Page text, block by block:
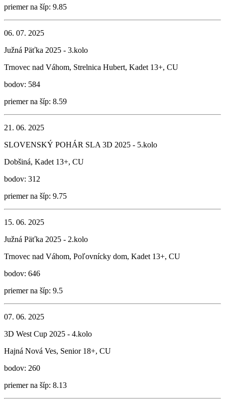
priemer na šíp: 9.85
06. 07. 2025
Južná Päťka 2025 - 3.kolo
Trnovec nad Váhom, Strelnica Hubert, Kadet 13+, CU
bodov: 584
priemer na šíp: 8.59
21. 06. 2025
SLOVENSKÝ POHÁR SLA 3D 2025 - 5.kolo
Dobšiná, Kadet 13+, CU
bodov: 312
priemer na šíp: 9.75
15. 06. 2025
Južná Päťka 2025 - 2.kolo
Trnovec nad Váhom, Poľovnícky dom, Kadet 13+, CU
bodov: 646
priemer na šíp: 9.5
07. 06. 2025
3D West Cup 2025 - 4.kolo
Hajná Nová Ves, Senior 18+, CU
bodov: 260
priemer na šíp: 8.13